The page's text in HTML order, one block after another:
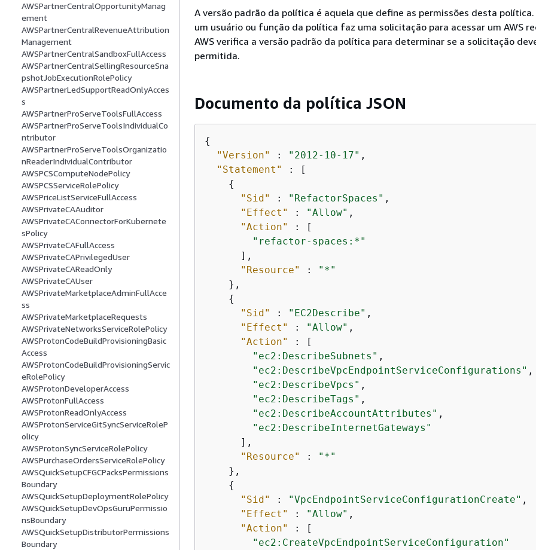
AWSPartnerCentralOpportunityManag
ement
AWSPartnerCentralRevenueAttribution
Management
AWSPartnerCentralSandboxFullAccess
AWSPartnerCentralSellingResourceSna
pshotJobExecutionRolePolicy
AWSPartnerLedSupportReadOnlyAcces
s
AWSPartnerProServeToolsFullAccess
AWSPartnerProServeToolsIndividualCo
ntributor
AWSPartnerProServeToolsOrganizatio
nReaderIndividualContributor
AWSPCSComputeNodePolicy
AWSPCSServiceRolePolicy
AWSPriceListServiceFullAccess
AWSPrivateCAAuditor
AWSPrivateCAConnectorForKubernete
sPolicy
AWSPrivateCAFullAccess
AWSPrivateCAPrivilegedUser
AWSPrivateCAReadOnly
AWSPrivateCAUser
AWSPrivateMarketplaceAdminFullAcce
ss
AWSPrivateMarketplaceRequests
AWSPrivateNetworksServiceRolePolicy
AWSProtonCodeBuildProvisioningBasic
Access
AWSProtonCodeBuildProvisioningServic
eRolePolicy
AWSProtonDeveloperAccess
AWSProtonFullAccess
AWSProtonReadOnlyAccess
AWSProtonServiceGitSyncServiceRoleP
olicy
AWSProtonSyncServiceRolePolicy
AWSPurchaseOrdersServiceRolePolicy
AWSQuickSetupCFGCPacksPermissions
Boundary
AWSQuickSetupDeploymentRolePolicy
AWSQuickSetupDevOpsGuruPermissio
nsBoundary
AWSQuickSetupDistributorPermissions
Boundary
A versão padrão da política é aquela que define as permissões desta
um usuário ou função da política faz uma solicitação para acessar um AWS
AWS verifica a versão padrão da política para determinar se a solicitação
permitida.
Documento da política JSON
{
"Version"
: "2012-10-17" ,
"Statement"
: [
{
"Sid"
: "RefactorSpaces" ,
"Effect"
: "Allow" ,
"Action"
: [
"refactor-spaces:*"
      ],
"Resource"
:
"*"
    },
{
"Sid"
: "EC2Describe" ,
"Effect"
: "Allow" ,
"Action"
: [
"ec2:DescribeSubnets" ,
"ec2:DescribeVpcEndpointServiceConfigurations" ,
"ec2:DescribeVpcs" ,
"ec2:DescribeTags" ,
"ec2:DescribeAccountAttributes" ,
"ec2:DescribeInternetGateways"
      ],
"Resource"
:
"*"
    },
{
"Sid"
: "VpcEndpointServiceConfigurationCreate" ,
"Effect"
: "Allow" ,
"Action"
: [
"ec2:CreateVpcEndpointServiceConfiguration"